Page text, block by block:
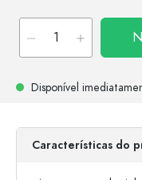
Disponível
Características do